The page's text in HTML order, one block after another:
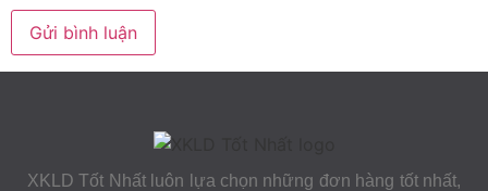
XKLD Tốt Nhất luôn lựa chọn những đơn hàng tốt nhất,